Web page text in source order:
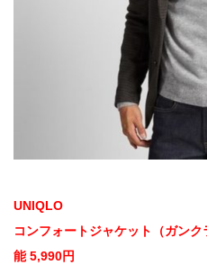
UNIQLO
コンフォートジャケット（ガン
能 5,990円